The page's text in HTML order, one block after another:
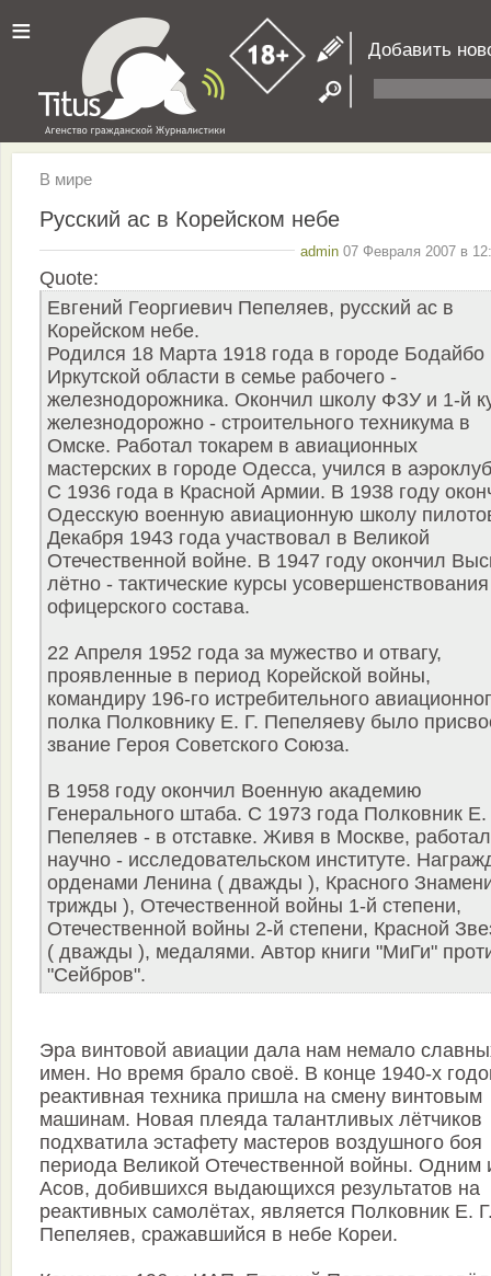
≡ Добавить
В мире
Pусский ас в Корейском небе
admin 07 Февраля 2007 в
Quote:
Eвгений Георгиевич Пепеляев, русский ас в
Корейском небе.
Родился 18 Марта 1918 года в городе Бодайбо
Иркутской области в семье рабочего -
железнодорожника. Окончил школу ФЗУ и 1-й
железнодорожно - строительного техникума в
Омске. Работал токарем в авиационных
мастерских в городе Одесса, учился в
С 1936 года в Красной Армии. В 1938 году
Одесскую военную авиационную школу
Декабря 1943 года участвовал в Великой
Отечественной войне. В 1947 году окончил
лётно - тактические курсы усовершенствования
офицерского состава.
22 Апреля 1952 года за мужество и отвагу,
проявленные в период Корейской войны,
командиру 196-го истребительного
полка Полковнику Е. Г. Пепеляеву было
звание Героя Советского Союза.
В 1958 году окончил Военную академию
Генерального штаба. С 1973 года Полковник Е.
Пепеляев - в отставке. Живя в Москве,
научно - исследовательском институте.
орденами Ленина ( дважды ), Красного
трижды ), Отечественной войны 1-й степени,
Отечественной войны 2-й степени, Красной
( дважды ), медалями. Автор книги "МиГи"
"Сейбров".
Эра винтовой авиации дала нам немало
имен. Но время брало своё. В конце 1940-х
реактивная техника пришла на смену винтовым
машинам. Новая плеяда талантливых лётчиков
подхватила эстафету мастеров воздушного боя
периода Великой Отечественной войны. Одним
Асов, добившихся выдающихся результатов на
реактивных самолётах, является Полковник Е.
Пепеляев, сражавшийся в небе Кореи.